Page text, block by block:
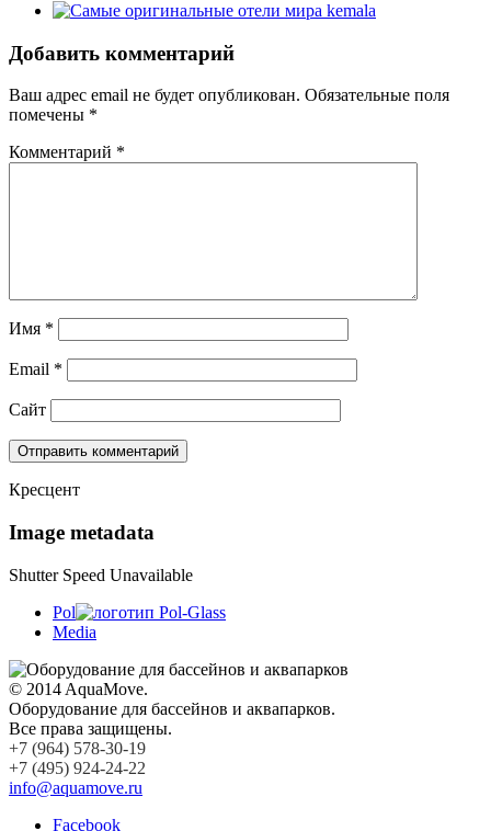
Добавить комментарий
Ваш адрес email не будет опубликован. Обязательные поля
помечены *
Комментарий *
Имя *
Email *
Сайт
Кресцент
Image metadata
Shutter Speed Unavailable
Pol
Media
© 2014 AquaMove.
Оборудование для бассейнов и аквапарков.
Все права защищены.
+7 (964) 578-30-19
+7 (495) 924-24-22
info@aquamove.ru
Facebook